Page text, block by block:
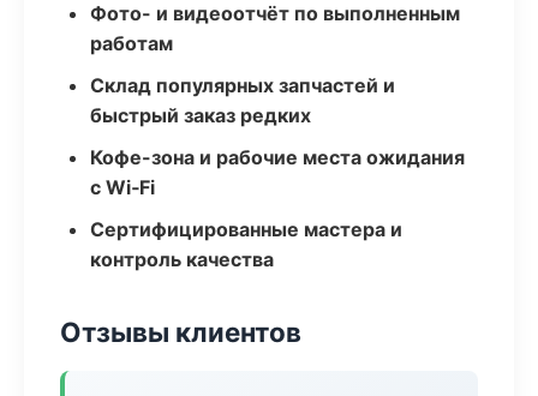
Фото- и видеоотчёт по выполненным
работам
Склад популярных запчастей и
быстрый заказ редких
Кофе-зона и рабочие места ожидания
с Wi‑Fi
Сертифицированные мастера и
контроль качества
Отзывы клиентов